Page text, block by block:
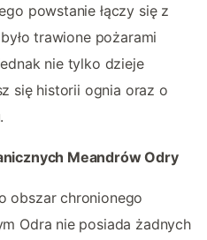
powstanie łączy się z
trawione pożarami
nie tylko dzieje
się historii ognia oraz o
Meandrów Odry
obszar chronionego
Odra nie posiada żadnych